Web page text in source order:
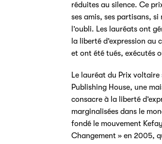
réduites au silence. Ce
ses amis, ses partisans,
l’oubli. Les lauréats ont
la liberté d’expression au
et ont été tués, exécutés
Le lauréat du Prix
Publishing House, une
consacre à la liberté
marginalisées dans le
fondé le mouvement
Changement » en 2005,